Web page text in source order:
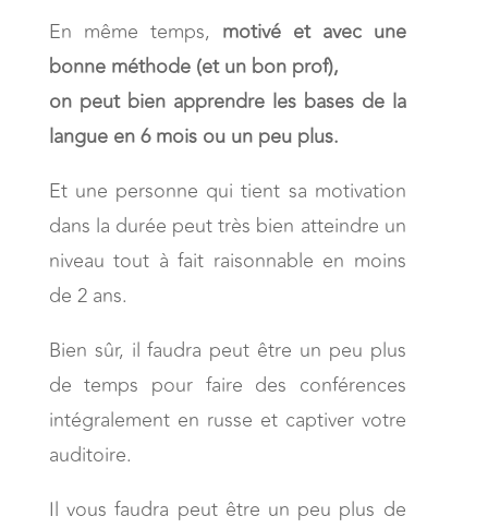
En même temps, motivé et avec une
bonne méthode (et un bon prof),
on peut bien apprendre les bases de la
langue en 6 mois ou un peu plus.
Et une personne qui tient sa motivation
dans la durée peut très bien atteindre un
niveau tout à fait raisonnable en moins
de 2 ans.
Bien sûr, il faudra peut être un peu plus
de temps pour faire des conférences
intégralement en russe et captiver votre
auditoire.
Il vous faudra peut être un peu plus de